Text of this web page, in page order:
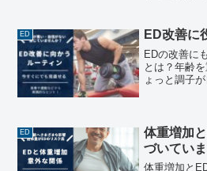
部分に違和
ます。その
ED ED改善に
EDの改善に
とは？年齢
ょっと調子
は少なくあ
ED
体重増加
づいてい
体重増加と